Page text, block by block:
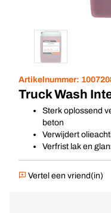
Artikelnummer:
Truck Wash
Sterk oplossend
beton
Verwijdert
Verfrist lak en
Vertel een vriend(in)